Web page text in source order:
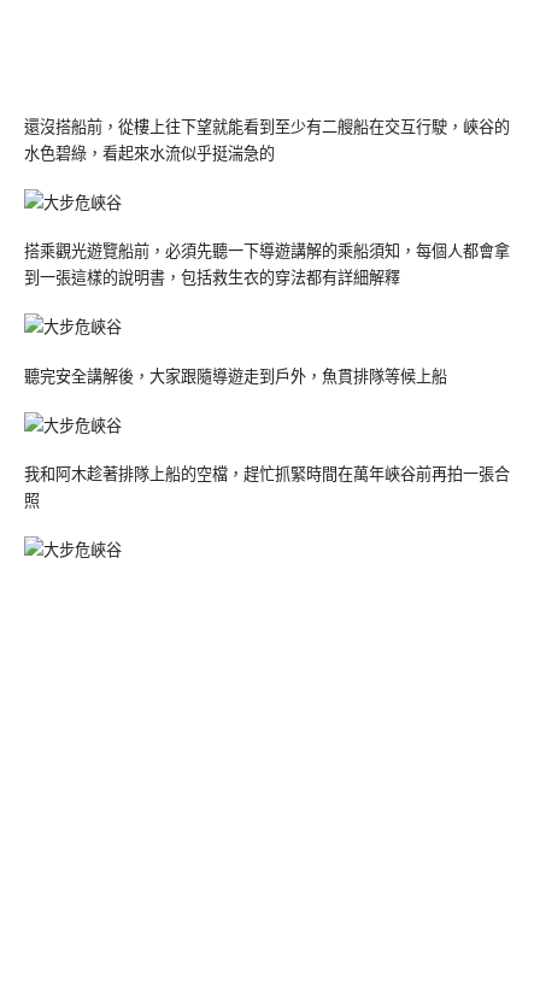
還沒搭船前，從樓上往下望就能看到至少有二艘船在交互行駛，峽谷的
水色碧綠，看起來水流似乎挺湍急的
搭乘觀光遊覽船前，必須先聽一下導遊講解的乘船須知，每個人都會拿
到一張這樣的說明書，包括救生衣的穿法都有詳細解釋
聽完安全講解後，大家跟隨導遊走到戶外，魚貫排隊等候上船
我和阿木趁著排隊上船的空檔，趕忙抓緊時間在萬年峽谷前再拍一張合
照